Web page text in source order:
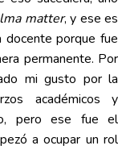
matter, y ese es
docente porque fue
permanente. Por
mi gusto por la
académicos y
pero ese fue el
a ocupar un rol